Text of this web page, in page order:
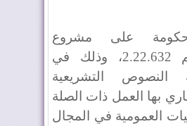
على مشروع
المرسوم رقم 2.22.632، وذلك في
النصوص التشريعية
بها العمل ذات الصلة
العمومية في المجال